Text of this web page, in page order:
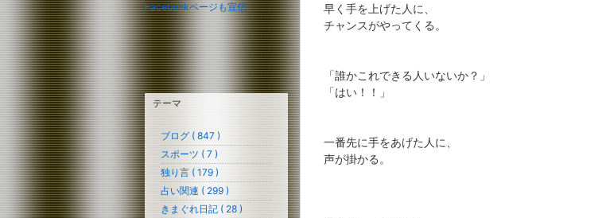
早く手を上げた人に、
チャンスがやってくる。
「誰かこれできる人いないか？」
「はい！！」
一番先に手をあげた人に、
声が掛かる。
Facebookページも宣伝
テーマ
ブログ ( 847 )
スポーツ ( 7 )
独り言 ( 179 )
占い関連 ( 299 )
きまぐれ日記 ( 28 )